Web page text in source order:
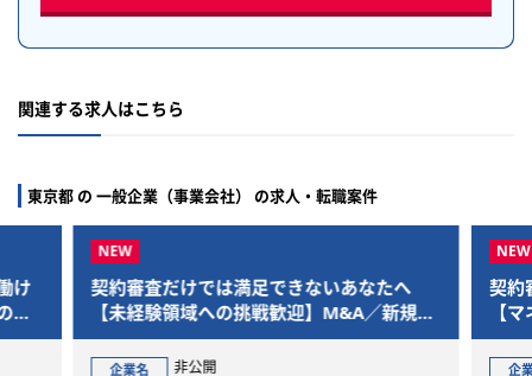
関連する求人はこちら
東京都 の 一般企業（事業会社） の求人・転職案件
けでは満足できないあなたへ
域への挑戦歓迎】M&A／新規事
報／AI領域まで踏み込める“事業
契約審査だけでは満足で
【マネジメント・エキス
なキャリア選択可能】
人情報／AI領域まで踏